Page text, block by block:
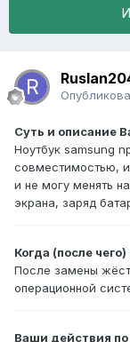
Суть и описание
Ноутбук samsung
совместимостью,
и не могу менять
экрана, заряд
Когда (после
После замены
операционной
Ваши действия